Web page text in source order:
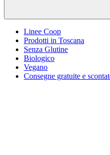
Linee Coop
Prodotti in Toscana
Senza Glutine
Biologico
Vegano
Consegne gratuite e